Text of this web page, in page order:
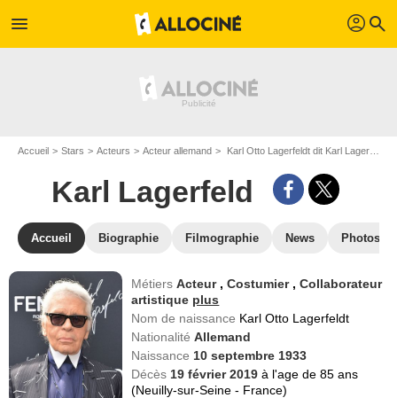
menu profil search
Accueil Stars Acteurs Acteur allemand Karl Otto Lagerfeldt dit Karl Lagerfeld
Karl Lagerfeld
Accueil Biographie Filmographie News Photos
MétiersActeur ,Costumier ,Collaborateur
artistique plus
Nom de naissance Karl Otto Lagerfeldt
NationalitéAllemand
Naissance 10 septembre 1933
Décès 19 février 2019à l'age de 85 ans
(Neuilly-sur-Seine - France)